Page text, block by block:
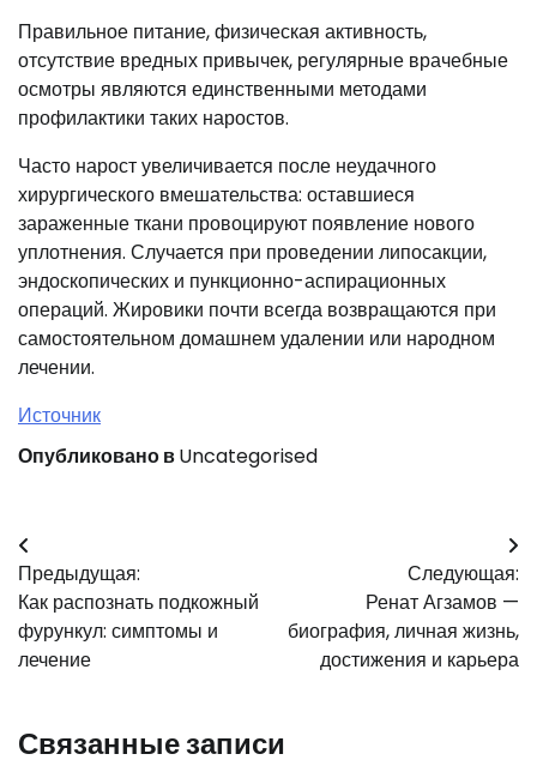
Правильное питание, физическая активность,
отсутствие вредных привычек, регулярные врачебные
осмотры являются единственными методами
профилактики таких наростов.
Часто нарост увеличивается после неудачного
хирургического вмешательства: оставшиеся
зараженные ткани провоцируют появление нового
уплотнения. Случается при проведении липосакции,
эндоскопических и пункционно-аспирационных
операций. Жировики почти всегда возвращаются при
самостоятельном домашнем удалении или народном
лечении.
Источник
Опубликовано вUncategorised
Навигация
по
записям
Предыдущая:
Как распознать подкожный
фурункул: симптомы и
лечение
Следующая:
Ренат Агзамов —
биография, личная жизнь,
достижения и карьера
Связанные записи